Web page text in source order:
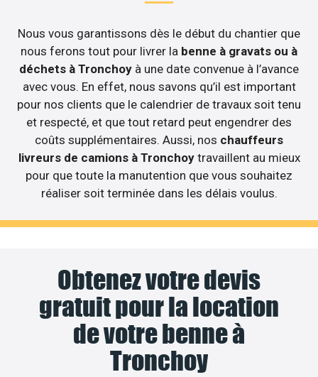
Nous vous garantissons dès le début du chantier que
nous ferons tout pour livrer la benne à gravats ou à
déchets à Tronchoy à une date convenue à l’avance
avec vous. En effet, nous savons qu’il est important
pour nos clients que le calendrier de travaux soit tenu
et respecté, et que tout retard peut engendrer des
coûts supplémentaires. Aussi, nos chauffeurs
livreurs de camions à Tronchoy travaillent au mieux
pour que toute la manutention que vous souhaitez
réaliser soit terminée dans les délais voulus.
Obtenez votre devis
gratuit pour la location
de votre benne à
Tronchoy